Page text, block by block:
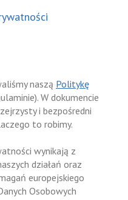
naszą Politykę
W dokumencie
i bezpośredni
to robimy.
wynikają z
działań oraz
europejskiego
Osobowych